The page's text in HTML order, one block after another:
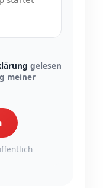
gelesen
meiner